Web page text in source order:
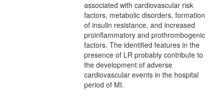
associated with cardiovascular risk
factors, metabolic disorders, formation
of insulin resistance, and increased
proinflammatory and prothrombogenic
factors. The identified features in the
presence of LR probably contribute to
the development of adverse
cardiovascular events in the hospital
period of MI.